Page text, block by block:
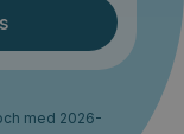
med 2026-